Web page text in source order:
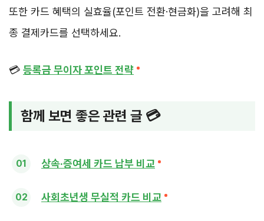
또한 카드 혜택의 실효율(포인트 전환·현금화)을 고려해 최
종 결제카드를 선택하세요.
💳 등록금 무이자 포인트 전략
함께 보면 좋은 관련 글 💳
상속·증여세 카드 납부 비교
사회초년생 무실적 카드 비교